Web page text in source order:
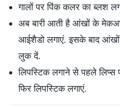
गालों पर पिंक कलर का ब्लश
अब बारी आती है आंखों के
आईशैडो लगाएं. इसके बाद
लुक दें.
लिपस्टिक लगाने से पहले लिप्स
फिर लिपस्टिक लगाएं.